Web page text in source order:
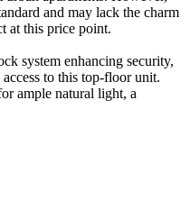
and may lack the charm
at this price point.
system enhancing security,
to this top-floor unit.
ample natural light, a